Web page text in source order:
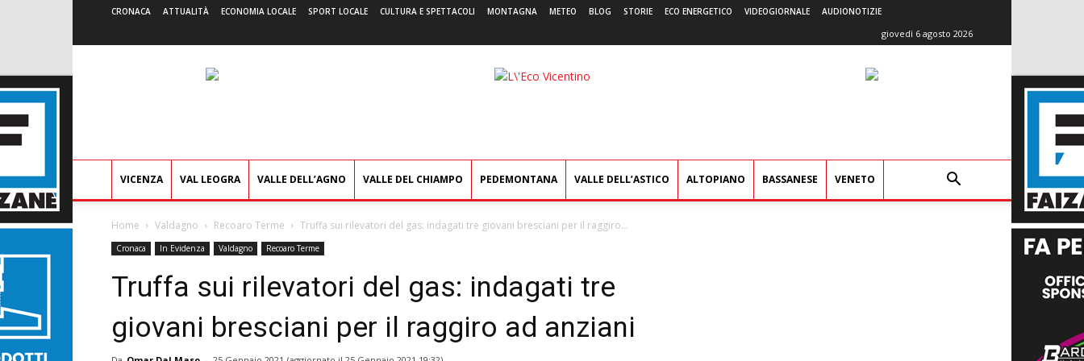
CRONACA ATTUALITÀ ECONOMIA LOCALE SPORT LOCALE CULTURA E SPETTACOLI MONTAGNA METEO BLOG STORIE ECO ENERGETICO VIDEOGIORNALE AUDIONOTIZIE
giovedì 6 agosto 2026
L'Eco
VICENZA VAL LEOGRA VALLE DELL’AGNO VALLE DEL CHIAMPO PEDEMONTANA VALLE DELL’ASTICO ALTOPIANO BASSANESE VENETO
Home Valdagno Recoaro Terme Truffa sui rilevatori del gas: indagati tre giovani bresciani per il raggiro...
Cronaca In Evidenza Valdagno Recoaro Terme
Truffa sui rilevatori del gas: indagati tre
giovani bresciani per il raggiro ad anziani